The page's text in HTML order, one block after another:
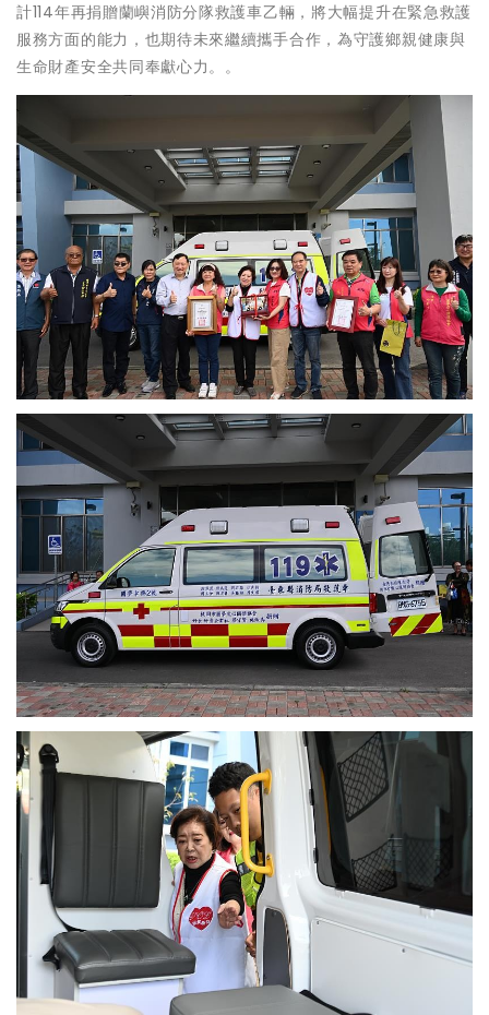
計114年再捐贈蘭嶼消防分隊救護車乙輛，將大幅提升在緊急救護
服務方面的能力，也期待未來繼續攜手合作，為守護鄉親健康與
生命財產安全共同奉獻心力。。